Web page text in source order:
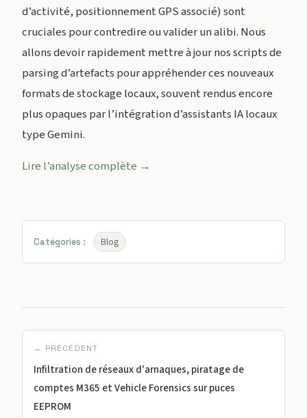
d’activité, positionnement GPS associé) sont
cruciales pour contredire ou valider un alibi. Nous
allons devoir rapidement mettre à jour nos scripts de
parsing d’artefacts pour appréhender ces nouveaux
formats de stockage locaux, souvent rendus encore
plus opaques par l’intégration d’assistants IA locaux
type Gemini.
Lire l’analyse complète →
Catégories : Blog
← PRÉCÉDENT
Infiltration de réseaux d'arnaques, piratage de
comptes M365 et Vehicle Forensics sur puces
EEPROM